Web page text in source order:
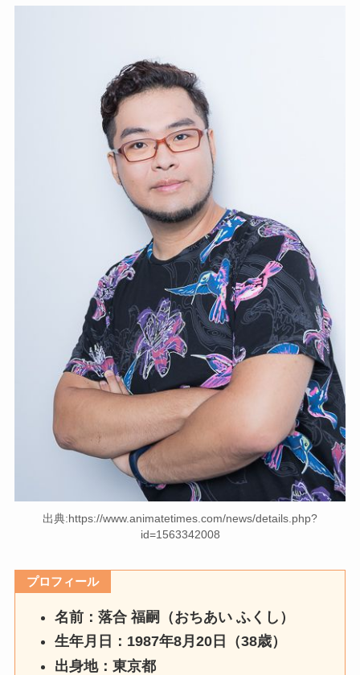
大坂なおみとコーディが結婚
しない理由は？馴れ初めや年
収に破局理由も調査！
あいのり桃の旦那・大西翔の
年収や仕事は？結婚相手との
馴れ初めも調査！
出典:https://www.animatetimes.com/news/details.php?
id=1563342008
プロフィール
名前：落合 福嗣（おちあい ふくし）
生年月日：1987年8月20日（38歳）
出身地：東京都